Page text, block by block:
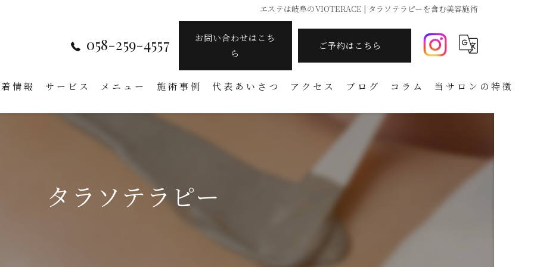
エステは岐阜のVIOTERACE | タラソテラピーを含む美容施術
058-259-4557
お問い合わせはこち
ら
ご予約はこちら
情報 サービス メニュー 施術事例 代表あいさつ アクセス ブログ コラム 当サロンの特徴
フェイシャル
アーユルヴェーダ
タラソテラピー